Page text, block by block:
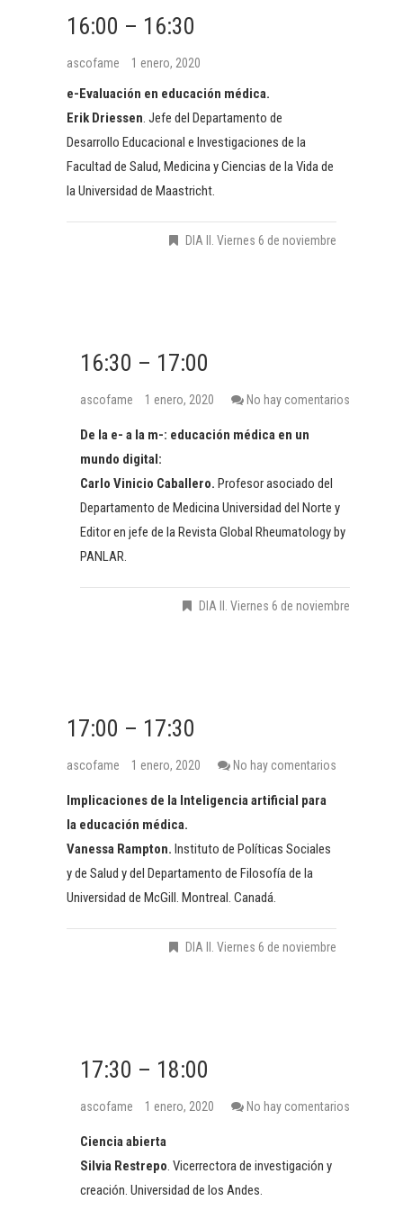
16:00 – 16:30
ascofame 1 enero, 2020
e-Evaluación en educación médica.
Erik Driessen. Jefe del Departamento de
Desarrollo Educacional e Investigaciones de la
Facultad de Salud, Medicina y Ciencias de la Vida de
la Universidad de Maastricht.
DIA II. Viernes 6 de noviembre
16:30 – 17:00
ascofame 1 enero, 2020 No hay comentarios
De la e- a la m-: educación médica en un
mundo digital:
Carlo Vinicio Caballero. Profesor asociado del
Departamento de Medicina Universidad del Norte y
Editor en jefe de la Revista Global Rheumatology by
PANLAR.
DIA II. Viernes 6 de noviembre
17:00 – 17:30
ascofame 1 enero, 2020 No hay comentarios
Implicaciones de la Inteligencia artificial para
la educación médica.
Vanessa Rampton. Instituto de Políticas Sociales
y de Salud y del Departamento de Filosofía de la
Universidad de McGill. Montreal. Canadá.
DIA II. Viernes 6 de noviembre
17:30 – 18:00
ascofame 1 enero, 2020 No hay comentarios
Ciencia abierta
Silvia Restrepo. Vicerrectora de investigación y
creación. Universidad de los Andes.